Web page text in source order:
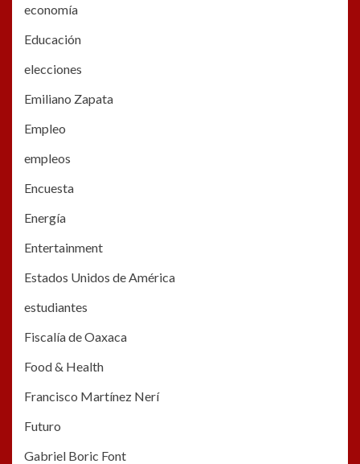
economía
Educación
elecciones
Emiliano Zapata
Empleo
empleos
Encuesta
Energía
Entertainment
Estados Unidos de América
estudiantes
Fiscalía de Oaxaca
Food & Health
Francisco Martínez Nerí
Futuro
Gabriel Boric Font